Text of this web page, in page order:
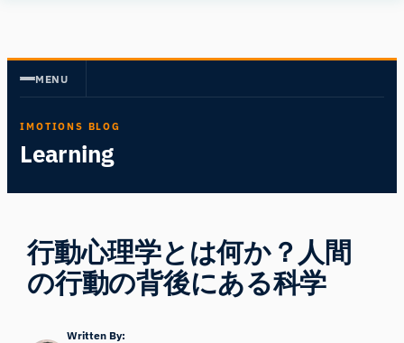
を
ス
ッ
MENU
IMOTIONS BLOG
Learning
行動心理学とは何か？人間
の行動の背後にある科学
Written By: